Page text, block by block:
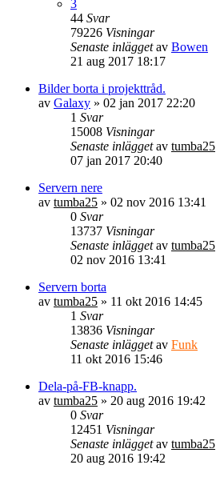
3
44 Svar
79226 Visningar
Senaste inläggetav Bowen
21 aug 2017 18:17
Bilder borta i projekttråd.
av Galaxy » 02 jan 2017 22:20
1 Svar
15008 Visningar
Senaste inläggetav tumba25
07 jan 2017 20:40
Servern nere
av tumba25 » 02 nov 2016 13:41
0 Svar
13737 Visningar
Senaste inläggetav tumba25
02 nov 2016 13:41
Servern borta
av tumba25 » 11 okt 2016 14:45
1 Svar
13836 Visningar
Senaste inläggetav Funk
11 okt 2016 15:46
Dela-på-FB-knapp.
av tumba25 » 20 aug 2016 19:42
0 Svar
12451 Visningar
Senaste inläggetav tumba25
20 aug 2016 19:42